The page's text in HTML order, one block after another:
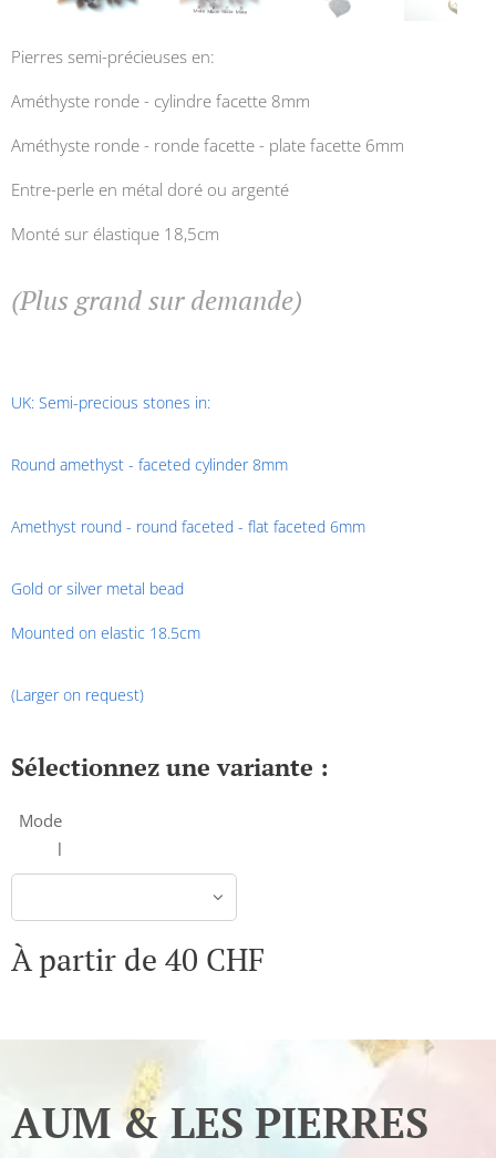
Pierres semi-précieuses en:
Améthyste ronde - cylindre facette 8mm
Améthyste ronde - ronde facette - plate facette 6mm
Entre-perle en métal doré ou argenté
Monté sur élastique 18,5cm
(Plus grand sur demande)
UK: Semi-precious stones in:
Round amethyst - faceted cylinder 8mm
Amethyst round - round faceted - flat faceted 6mm
Gold or silver metal bead
Mounted on elastic 18.5cm
(Larger on request)
Sélectionnez une variante :
Mode
l
À partir de 40 CHF
AUM & LES PIERRES